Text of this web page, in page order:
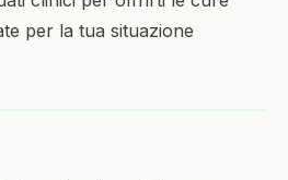
per la tua situazione